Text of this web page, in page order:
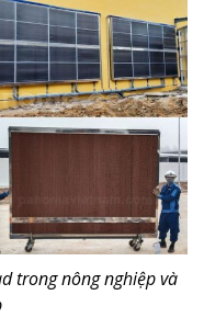
trong nông nghiệp và